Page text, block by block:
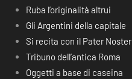
Ruba l’originalità altrui
Gli Argentini della capitale
Si recita con il Pater Noster
Tribuno dell’antica Roma
Oggetti a base di caseina